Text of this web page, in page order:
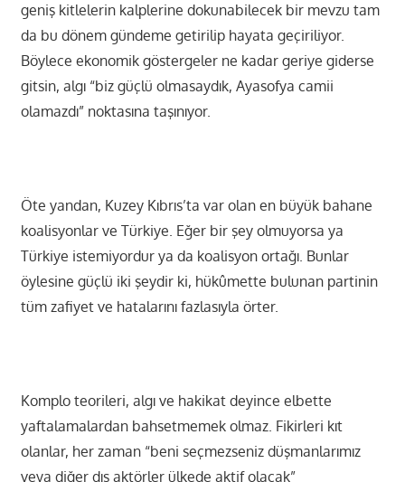
geniş kitlelerin kalplerine dokunabilecek bir mevzu tam
da bu dönem gündeme getirilip hayata geçiriliyor.
Böylece ekonomik göstergeler ne kadar geriye giderse
gitsin, algı “biz güçlü olmasaydık, Ayasofya camii
olamazdı” noktasına taşınıyor.
Öte yandan, Kuzey Kıbrıs’ta var olan en büyük bahane
koalisyonlar ve Türkiye. Eğer bir şey olmuyorsa ya
Türkiye istemiyordur ya da koalisyon ortağı. Bunlar
öylesine güçlü iki şeydir ki, hükûmette bulunan partinin
tüm zafiyet ve hatalarını fazlasıyla örter.
Komplo teorileri, algı ve hakikat deyince elbette
yaftalamalardan bahsetmemek olmaz. Fikirleri kıt
olanlar, her zaman “beni seçmezseniz düşmanlarımız
veya diğer dış aktörler ülkede aktif olacak”